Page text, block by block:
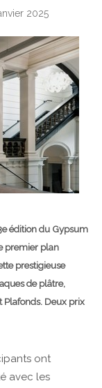
2025
édition du Gypsum
premier plan
prestigieuse
de plâtre,
Plafonds. Deux prix
ont
avec les